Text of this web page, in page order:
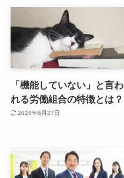
「機能していない」と言わ
れる労働組合の特徴とは？
2024年6月27日